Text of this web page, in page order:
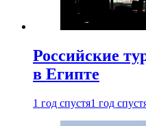
Российские
в Египте
1 год спустя1 год